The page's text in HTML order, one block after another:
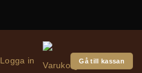
Logga in Gå till kassan